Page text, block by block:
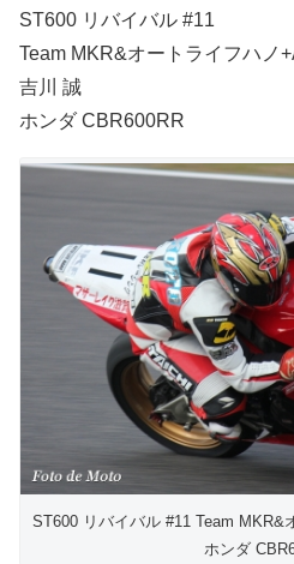
ST600 リバイバル #11
Team MKR&オートライフハノ
吉川 誠
ホンダ CBR600RR
ST600 リバイバル #11 Team MKR&
ホンダ